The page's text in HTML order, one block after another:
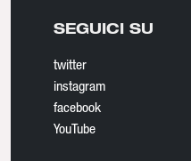
SEGUICI SU
twitter
instagram
facebook
YouTube